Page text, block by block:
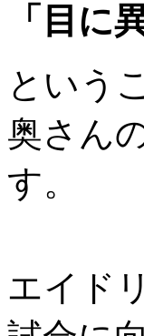
「目に
という
奥さん
す。
エイド